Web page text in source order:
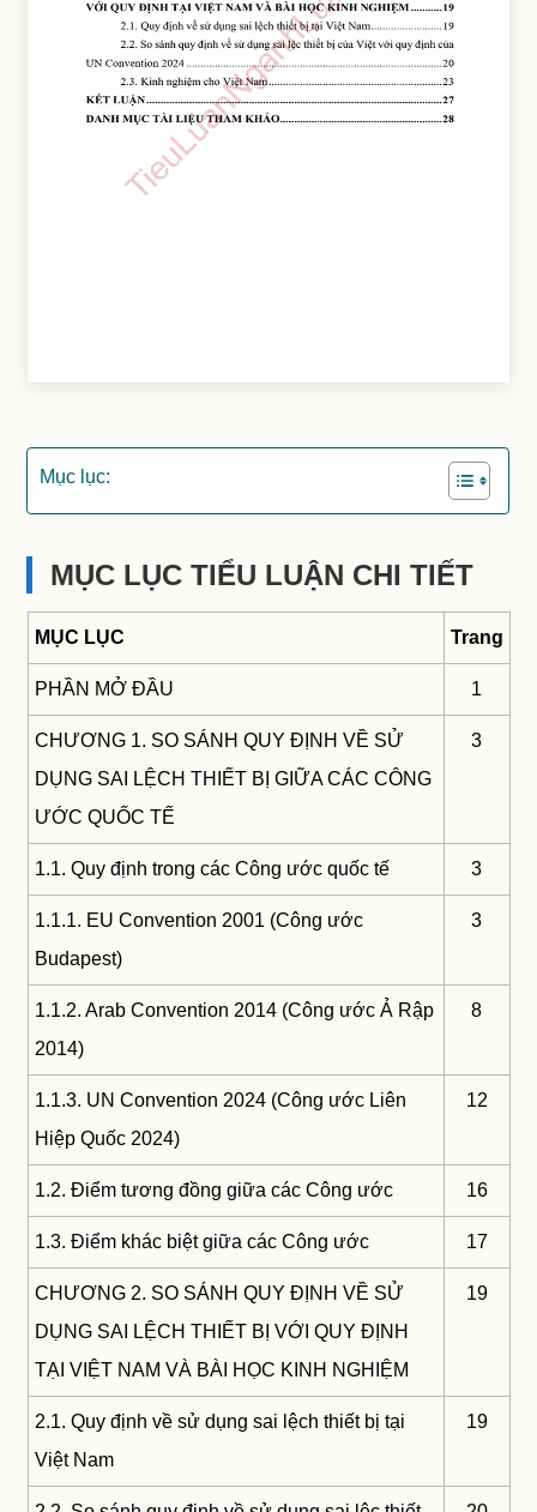
Mục lục:
MỤC LỤC TIỂU LUẬN CHI TIẾT
MỤC LỤC Trang
PHẦN MỞ ĐẦU 1
CHƯƠNG 1. SO SÁNH QUY ĐỊNH VỀ SỬ
DỤNG SAI LỆCH THIẾT BỊ GIỮA CÁC CÔNG
ƯỚC QUỐC TẾ
3
1.1. Quy định trong các Công ước quốc tế 3
1.1.1. EU Convention 2001 (Công ước
Budapest)
3
1.1.2. Arab Convention 2014 (Công ước Ả Rập
2014)
8
1.1.3. UN Convention 2024 (Công ước Liên
Hiệp Quốc 2024)
12
1.2. Điểm tương đồng giữa các Công ước 16
1.3. Điểm khác biệt giữa các Công ước 17
CHƯƠNG 2. SO SÁNH QUY ĐỊNH VỀ SỬ
DỤNG SAI LỆCH THIẾT BỊ VỚI QUY ĐỊNH
TẠI VIỆT NAM VÀ BÀI HỌC KINH NGHIỆM
19
2.1. Quy định về sử dụng sai lệch thiết bị tại
Việt Nam
19